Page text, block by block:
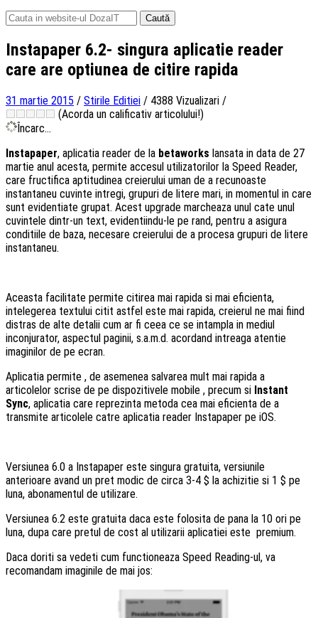
Caută
după:
Instapaper 6.2- singura aplicatie reader
care are optiunea de citire rapida
31 martie 2015 / Stirile Editiei / 4388 Vizualizari /
(Acorda un calificativ articolului!)
Încarc...
Instapaper, aplicatia reader de la betaworks lansata in data de 27
martie anul acesta, permite accesul utilizatorilor la Speed Reader,
care fructifica aptitudinea creierului uman de a recunoaste
instantaneu cuvinte intregi, grupuri de litere mari, in momentul in care
sunt evidentiate grupat. Acest upgrade marcheaza unul cate unul
cuvintele dintr-un text, evidentiindu-le pe rand, pentru a asigura
conditiile de baza, necesare creierului de a procesa grupuri de litere
instantaneu.
Aceasta facilitate permite citirea mai rapida si mai eficienta,
intelegerea textului citit astfel este mai rapida, creierul ne mai fiind
distras de alte detalii cum ar fi ceea ce se intampla in mediul
inconjurator, aspectul paginii, s.a.m.d. acordand intreaga atentie
imaginilor de pe ecran.
Aplicatia permite , de asemenea salvarea mult mai rapida a
articolelor scrise de pe dispozitivele mobile , precum si Instant
Sync, aplicatia care reprezinta metoda cea mai eficienta de a
transmite articolele catre aplicatia reader Instapaper pe iOS.
Versiunea 6.0 a Instapaper este singura gratuita, versiunile
anterioare avand un pret modic de circa 3-4 $ la achizitie si 1 $ pe
luna, abonamentul de utilizare.
Versiunea 6.2 este gratuita daca este folosita de pana la 10 ori pe
luna, dupa care pretul de cost al utilizarii aplicatiei este premium.
Daca doriti sa vedeti cum functioneaza Speed Reading-ul, va
recomandam imaginile de mai jos: